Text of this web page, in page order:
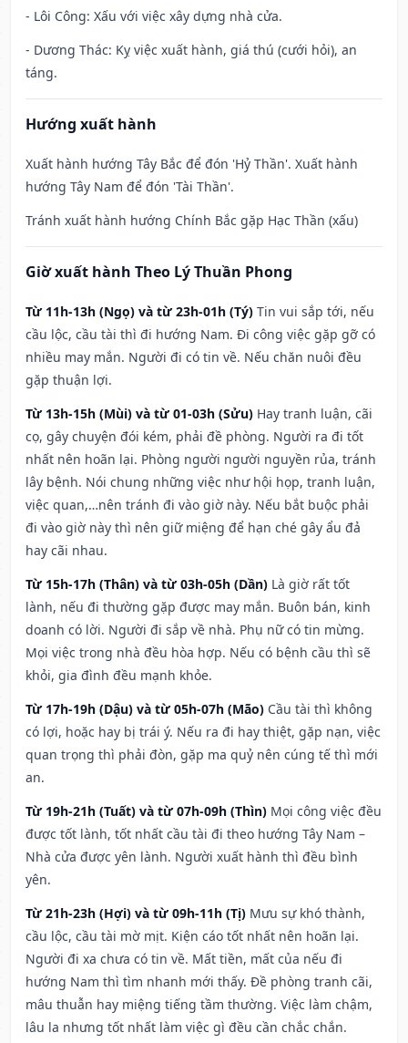
- Lôi Công: Xấu với việc xây dựng nhà cửa.
- Dương Thác: Kỵ việc xuất hành, giá thú (cưới hỏi), an
táng.
Hướng xuất hành
Xuất hành hướng Tây Bắc để đón 'Hỷ Thần'. Xuất hành
hướng Tây Nam để đón 'Tài Thần'.
Tránh xuất hành hướng Chính Bắc gặp Hạc Thần (xấu)
Giờ xuất hành Theo Lý Thuần Phong
Từ 11h-13h (Ngọ) và từ 23h-01h (Tý) Tin vui sắp tới, nếu
cầu lộc, cầu tài thì đi hướng Nam. Đi công việc gặp gỡ có
nhiều may mắn. Người đi có tin về. Nếu chăn nuôi đều
gặp thuận lợi.
Từ 13h-15h (Mùi) và từ 01-03h (Sửu) Hay tranh luận, cãi
cọ, gây chuyện đói kém, phải đề phòng. Người ra đi tốt
nhất nên hoãn lại. Phòng người người nguyền rủa, tránh
lây bệnh. Nói chung những việc như hội họp, tranh luận,
việc quan,…nên tránh đi vào giờ này. Nếu bắt buộc phải
đi vào giờ này thì nên giữ miệng để hạn ché gây ẩu đả
hay cãi nhau.
Từ 15h-17h (Thân) và từ 03h-05h (Dần) Là giờ rất tốt
lành, nếu đi thường gặp được may mắn. Buôn bán, kinh
doanh có lời. Người đi sắp về nhà. Phụ nữ có tin mừng.
Mọi việc trong nhà đều hòa hợp. Nếu có bệnh cầu thì sẽ
khỏi, gia đình đều mạnh khỏe.
Từ 17h-19h (Dậu) và từ 05h-07h (Mão) Cầu tài thì không
có lợi, hoặc hay bị trái ý. Nếu ra đi hay thiệt, gặp nạn, việc
quan trọng thì phải đòn, gặp ma quỷ nên cúng tế thì mới
an.
Từ 19h-21h (Tuất) và từ 07h-09h (Thìn) Mọi công việc đều
được tốt lành, tốt nhất cầu tài đi theo hướng Tây Nam –
Nhà cửa được yên lành. Người xuất hành thì đều bình
yên.
Từ 21h-23h (Hợi) và từ 09h-11h (Tị) Mưu sự khó thành,
cầu lộc, cầu tài mờ mịt. Kiện cáo tốt nhất nên hoãn lại.
Người đi xa chưa có tin về. Mất tiền, mất của nếu đi
hướng Nam thì tìm nhanh mới thấy. Đề phòng tranh cãi,
mâu thuẫn hay miệng tiếng tầm thường. Việc làm chậm,
lâu la nhưng tốt nhất làm việc gì đều cần chắc chắn.